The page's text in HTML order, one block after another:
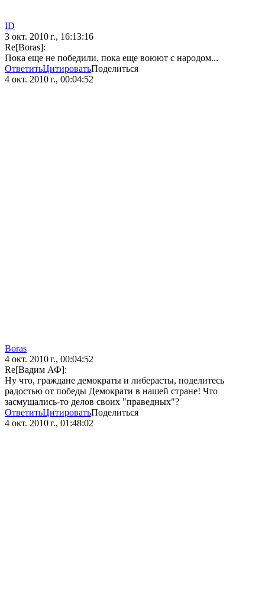
ID
3 окт. 2010 г., 16:13:16
Re[Boras]:
Пока еще не победили, пока еще воюют с народом...
ОтветитьЦитироватьПоделиться
4 окт. 2010 г., 00:04:52
Boras
4 окт. 2010 г., 00:04:52
Re[Вадим АФ]:
Ну что, граждане демократы и либерасты, поделитесь
радостью от победы Демократи в нашей стране! Что
засмущались-то делов своих "праведных"?
ОтветитьЦитироватьПоделиться
4 окт. 2010 г., 01:48:02